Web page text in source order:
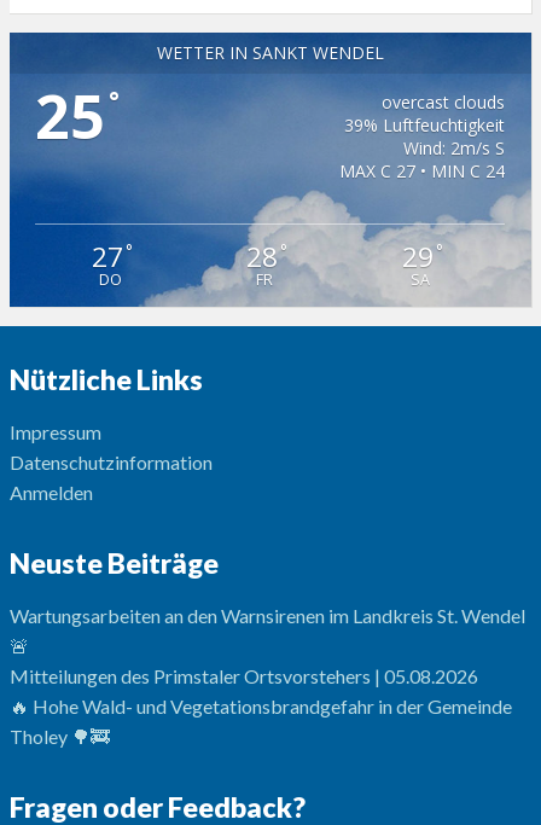
WETTER IN SANKT WENDEL
25 °
overcast clouds
39% Luftfeuchtigkeit
Wind: 2m/s S
MAX C 27 • MIN C 24
27°
DO
28°
FR
29°
SA
Nützliche Links
Impressum
Datenschutzinformation
Anmelden
Neuste Beiträge
Wartungsarbeiten an den Warnsirenen im Landkreis St. Wendel
🚨
Mitteilungen des Primstaler Ortsvorstehers | 05.08.2026
🔥 Hohe Wald- und Vegetationsbrandgefahr in der Gemeinde
Tholey 🌳🚒
Fragen oder Feedback?